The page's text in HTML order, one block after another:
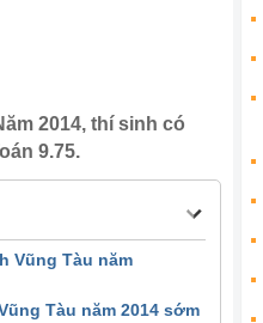
2014, thí sinh có
9.75.
Vũng Tàu năm
Tàu năm 2014 sớm